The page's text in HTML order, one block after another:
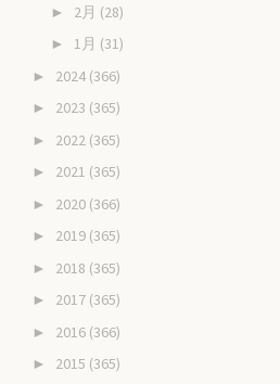
► 2月 (28)
► 1月 (31)
► 2024 (366)
► 2023 (365)
► 2022 (365)
► 2021 (365)
► 2020 (366)
► 2019 (365)
► 2018 (365)
► 2017 (365)
► 2016 (366)
► 2015 (365)